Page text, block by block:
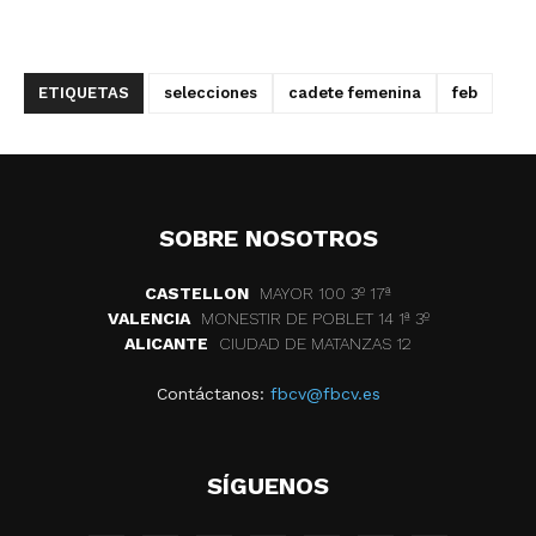
ETIQUETAS selecciones cadete femenina feb
SOBRE NOSOTROS
CASTELLON
MAYOR 100 3º 17ª
VALENCIA
MONESTIR DE POBLET 14 1ª 3º
ALICANTE
CIUDAD DE MATANZAS 12
Contáctanos: fbcv@fbcv.es
SÍGUENOS